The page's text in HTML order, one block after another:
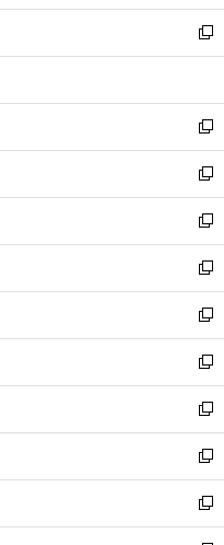
開
く
ウ
で
開
ン
ド
ウ
開
く
ウ
ィ
ン
ウ
で
開
く
し
い
ウ
ン
ド
ウ
で
開
く
新
し
ウ
ィ
ン
ド
ウ
で
開
く
新
し
い
ウ
ィ
ン
ド
ウ
で
開
く
新
し
い
ウ
ィ
ン
ド
ウ
で
開
く
新
し
い
ウ
ィ
ン
ド
ウ
で
開
く
新
し
い
ウ
ィ
ン
ド
ウ
で
開
く
新
し
い
ウ
ィ
ン
ド
ウ
で
開
新
し
い
ウ
ィ
ン
ド
ウ
新
し
い
ウ
ィ
ン
新
し
い
ウ
新
し